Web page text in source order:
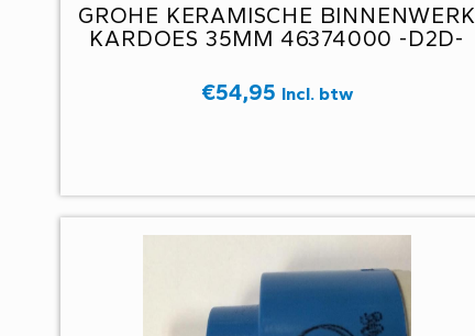
GROHE KERAMISCHE BINNENWERK
KARDOES 35MM 46374000 -D2D-
€54,95 Incl. btw